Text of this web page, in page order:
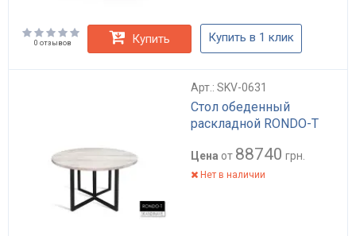
0 отзывов Купить Купить в 1 клик
Арт.: SKV-0631
Стол обеденный
раскладной RONDO-T
Цена от 88740 грн.
Нет в наличии